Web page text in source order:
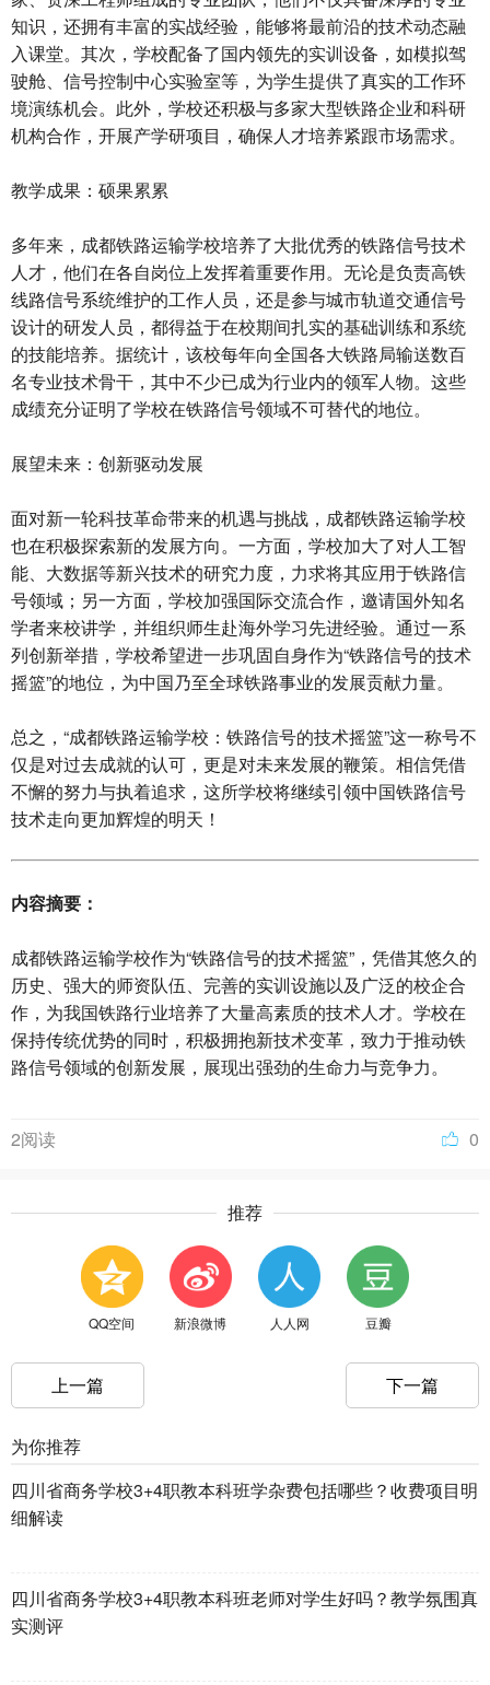
知识，还拥有丰富的实战经验，能够将最前沿的技术动态融
入课堂。其次，学校配备了国内领先的实训设备，如模拟驾
驶舱、信号控制中心实验室等，为学生提供了真实的工作环
境演练机会。此外，学校还积极与多家大型铁路企业和科研
机构合作，开展产学研项目，确保人才培养紧跟市场需求。
教学成果：硕果累累
多年来，成都铁路运输学校培养了大批优秀的铁路信号技术
人才，他们在各自岗位上发挥着重要作用。无论是负责高铁
线路信号系统维护的工作人员，还是参与城市轨道交通信号
设计的研发人员，都得益于在校期间扎实的基础训练和系统
的技能培养。据统计，该校每年向全国各大铁路局输送数百
名专业技术骨干，其中不少已成为行业内的领军人物。这些
成绩充分证明了学校在铁路信号领域不可替代的地位。
展望未来：创新驱动发展
面对新一轮科技革命带来的机遇与挑战，成都铁路运输学校
也在积极探索新的发展方向。一方面，学校加大了对人工智
能、大数据等新兴技术的研究力度，力求将其应用于铁路信
号领域；另一方面，学校加强国际交流合作，邀请国外知名
学者来校讲学，并组织师生赴海外学习先进经验。通过一系
列创新举措，学校希望进一步巩固自身作为“铁路信号的技术
摇篮”的地位，为中国乃至全球铁路事业的发展贡献力量。
总之，“成都铁路运输学校：铁路信号的技术摇篮”这一称号不
仅是对过去成就的认可，更是对未来发展的鞭策。相信凭借
不懈的努力与执着追求，这所学校将继续引领中国铁路信号
技术走向更加辉煌的明天！
内容摘要：
成都铁路运输学校作为“铁路信号的技术摇篮”，凭借其悠久的
历史、强大的师资队伍、完善的实训设施以及广泛的校企合
作，为我国铁路行业培养了大量高素质的技术人才。学校在
保持传统优势的同时，积极拥抱新技术变革，致力于推动铁
路信号领域的创新发展，展现出强劲的生命力与竞争力。
0
2阅读
推荐
QQ空间 新浪微博 人人网 豆瓣
上一篇 下一篇
为你推荐
四川省商务学校3+4职教本科班学杂费包括哪些？收费项目明
细解读
四川省商务学校3+4职教本科班老师对学生好吗？教学氛围真
实测评